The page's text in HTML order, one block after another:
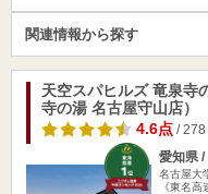
関連情報から探す
天空スパヒルズ 竜泉寺
寺の湯 名古屋守山店）
4.6点/ 278
愛知県
名古屋大
《東名